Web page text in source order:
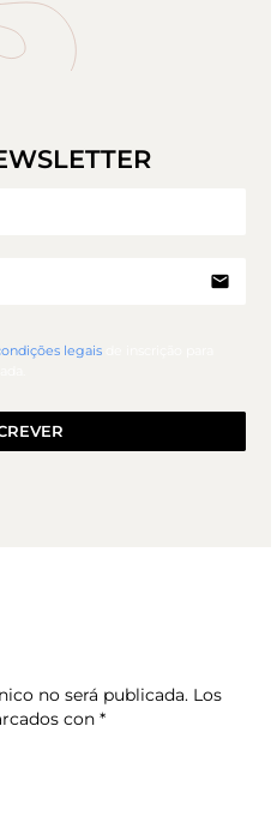
email
legais
no será publicada. Los
con *